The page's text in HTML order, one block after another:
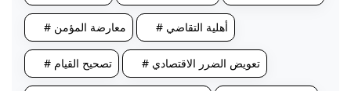
# معارضة المؤمن # أهلية التقاضي
# تصحيح القيام # تعويض الضرر الاقتصادي